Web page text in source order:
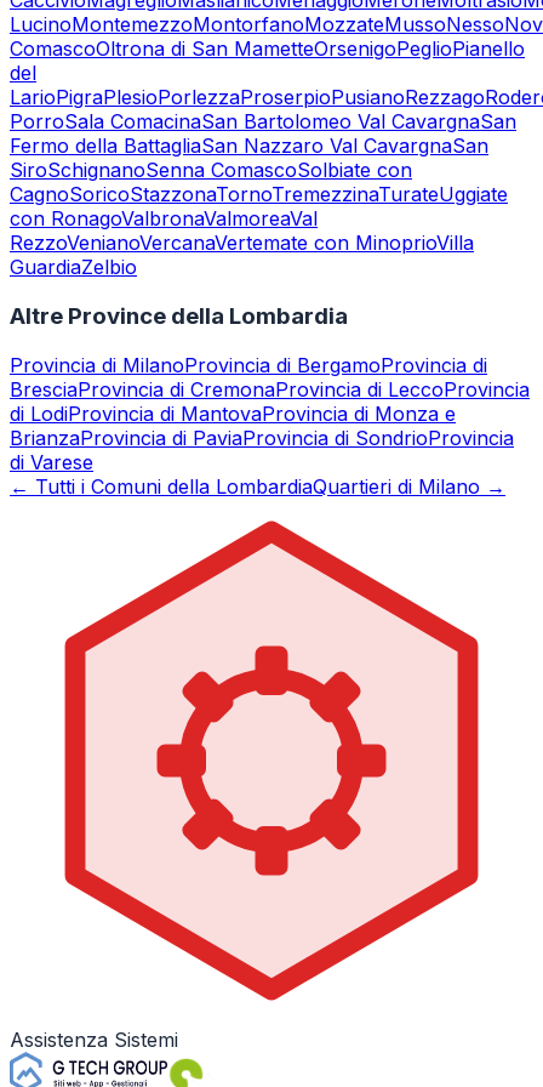
LucinoMontemezzoMontorfanoMozzateMussoNesso
ComascoOltrona di San MametteOrsenigoPeglioPianello
del
LarioPigraPlesioPorlezzaProserpioPusianoRezzago
PorroSala ComacinaSan Bartolomeo Val CavargnaSan
Fermo della BattagliaSan Nazzaro Val CavargnaSan
SiroSchignanoSenna ComascoSolbiate con
CagnoSoricoStazzonaTornoTremezzinaTurateUggiate
con RonagoValbronaValmoreaVal
RezzoVenianoVercanaVertemate con MinoprioVilla
GuardiaZelbio
Altre Province della Lombardia
Provincia di MilanoProvincia di BergamoProvincia di
BresciaProvincia di CremonaProvincia di LeccoProvincia
di LodiProvincia di MantovaProvincia di Monza e
BrianzaProvincia di PaviaProvincia di SondrioProvincia
di Varese
← Tutti i Comuni della LombardiaQuartieri di Milano →
Assistenza Sistemi